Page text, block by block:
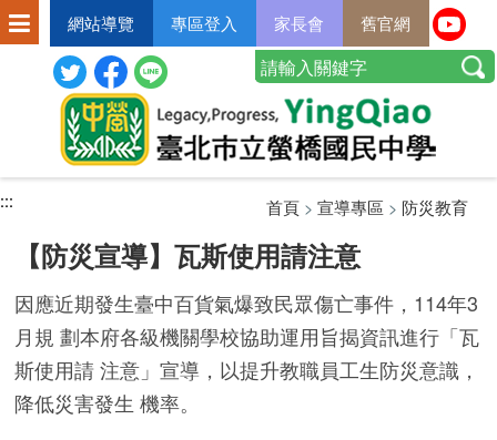
網站導覽 專區登入 家長會 舊官網
:::
:::
【防災宣導】瓦斯使用請注意
首頁> 宣導專區 > 防災教育
因應近期發生臺中百貨氣爆致民眾傷亡事件，114年3
月規 劃本府各級機關學校協助運用旨揭資訊進行「瓦
斯使用請 注意」宣導，以提升教職員工生防災意識，
降低災害發生 機率。